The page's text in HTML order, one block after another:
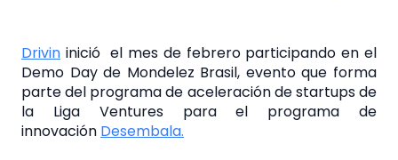
Drivin inició el mes de febrero participando en el
Demo Day de Mondelez Brasil, evento que forma
parte del programa de aceleración de startups de
la Liga Ventures para el programa de
innovación Desembala.